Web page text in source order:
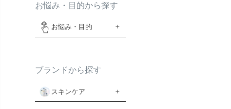
お悩み・目的から探す
お悩み・目的
ブランドから探す
スキンケア